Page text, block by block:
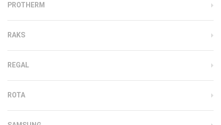
PROTHERM
RAKS
REGAL
ROTA